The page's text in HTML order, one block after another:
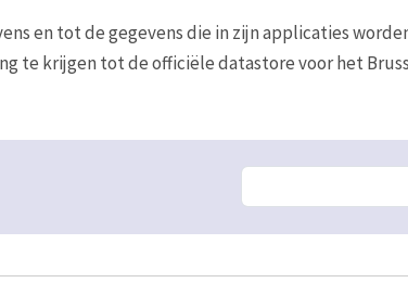
en tot de gegevens die in zijn applicaties
te krijgen tot de officiële datastore voor het